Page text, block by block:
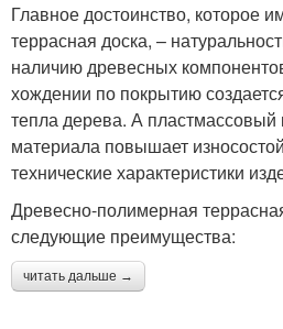
Главное достоинство, которое
террасная доска, –
наличию древесных
хождении по покрытию
тепла дерева. А пластмассовый
материала повышает
технические характеристики
Древесно-полимерная
следующие преимущества:
читать дальше →